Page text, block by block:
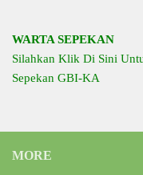
WARTA SEPEKAN
Silahkan Klik Di Sini
Sepekan GBI-KA
MORE